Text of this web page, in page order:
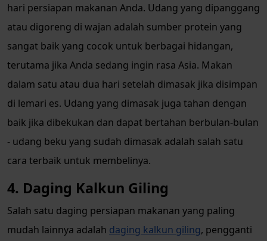
hari persiapan makanan Anda. Udang yang dipanggang
atau digoreng di wajan adalah sumber protein yang
sangat baik yang cocok untuk berbagai hidangan,
terutama jika Anda sedang ingin rasa Asia. Makan
dalam satu atau dua hari setelah dimasak jika disimpan
di lemari es. Udang yang dimasak juga tahan dengan
baik jika dibekukan dan dapat bertahan berbulan-bulan
- udang beku yang sudah dimasak adalah salah satu
cara terbaik untuk membelinya.
4. Daging Kalkun Giling
Salah satu daging persiapan makanan yang paling
mudah lainnya adalah daging kalkun giling, pengganti